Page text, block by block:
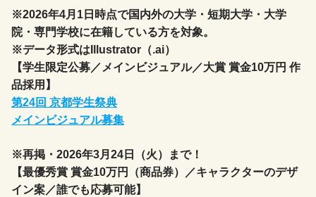
※2026年4月1日時点で国内外の大学・短期大学・大学
院・専門学校に在籍している方を対象。
※データ形式はIllustrator（.ai）
【学生限定公募／メインビジュアル／大賞 賞金10万円 作
品採用】
第24回 京都学生祭典
メインビジュアル募集
※再掲・2026年3月24日（火）まで！
【最優秀賞 賞金10万円（商品券）／キャラクターのデザ
イン案／誰でも応募可能】